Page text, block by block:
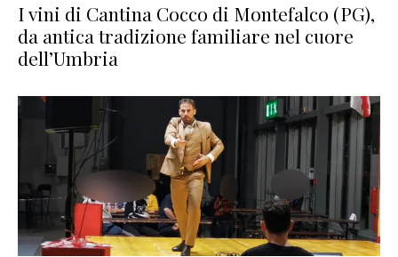
I vini di Cantina Cocco di Montefalco (PG),
da antica tradizione familiare nel cuore
dell’Umbria